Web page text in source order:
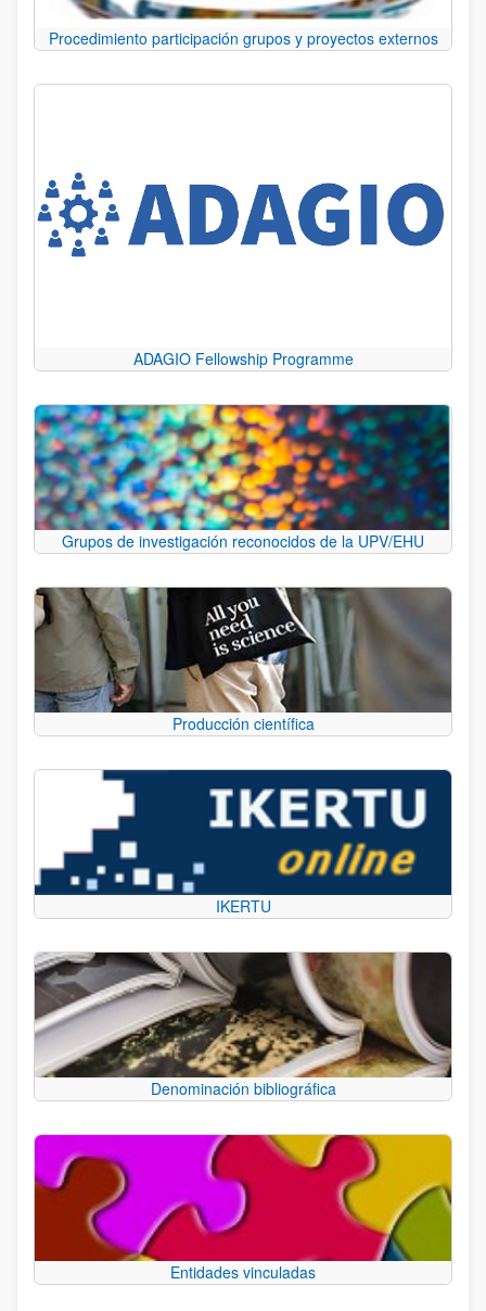
Procedimiento participación grupos y proyectos externos
ADAGIO Fellowship Programme
Grupos de investigación reconocidos de la UPV/EHU
Producción científica
IKERTU
Denominación bibliográfica
Entidades vinculadas